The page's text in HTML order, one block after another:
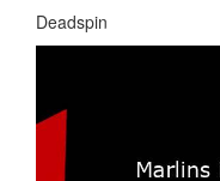
Deadspin